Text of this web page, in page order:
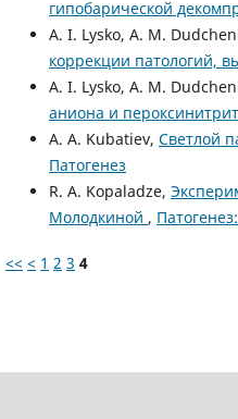
гипобарической
A. I. Lysko, A. M.
коррекции патологий,
A. I. Lysko, A. M.
аниона и
A. A. Kubatiev, Светлой
Патогенез
R. A. Kopaladze,
Молодкиной ,
<< < 1 2 3 4